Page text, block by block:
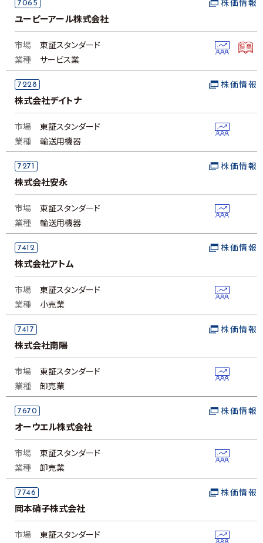
7065
ユーピーアール株式会社
株価情報
市場
東証スタンダード
業種
サービス業
7228
株式会社デイトナ
株価情報
市場
東証スタンダード
業種
輸送用機器
7271
株式会社安永
株価情報
市場
東証スタンダード
業種
輸送用機器
7412
株式会社アトム
株価情報
市場
東証スタンダード
業種
小売業
7417
株式会社南陽
株価情報
市場
東証スタンダード
業種
卸売業
7670
オーウエル株式会社
株価情報
市場
東証スタンダード
業種
卸売業
7746
岡本硝子株式会社
株価情報
市場
東証スタンダード